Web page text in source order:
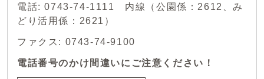
電話: 0743-74-1111 内線（公園係：2612、み
どり活用係：2621）
ファクス: 0743-74-9100
電話番号のかけ間違いにご注意ください！